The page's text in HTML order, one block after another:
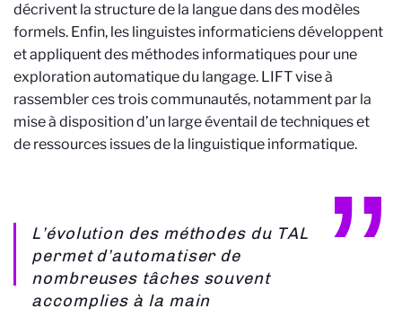
décrivent la structure de la langue dans des modèles
formels. Enfin, les linguistes informaticiens développent
et appliquent des méthodes informatiques pour une
exploration automatique du langage. LIFT vise à
rassembler ces trois communautés, notamment par la
mise à disposition d’un large éventail de techniques et
de ressources issues de la linguistique informatique.
L’évolution des méthodes du TAL
permet d’automatiser de
nombreuses tâches souvent
accomplies à la main